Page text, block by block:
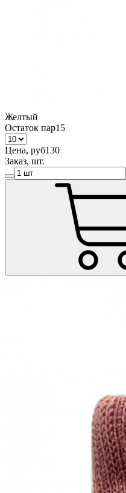
Желтый
Остаток пар15
Цена, руб130
Заказ, шт.